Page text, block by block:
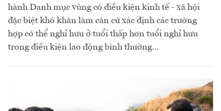
hành Danh mục vùng có điều kiện kinh tế - xã hội
đặc biệt khó khăn làm căn cứ xác định các trường
hợp có thể nghỉ hưu ở tuổi thấp hơn tuổi nghỉ hưu
trong điều kiện lao động bình thường...